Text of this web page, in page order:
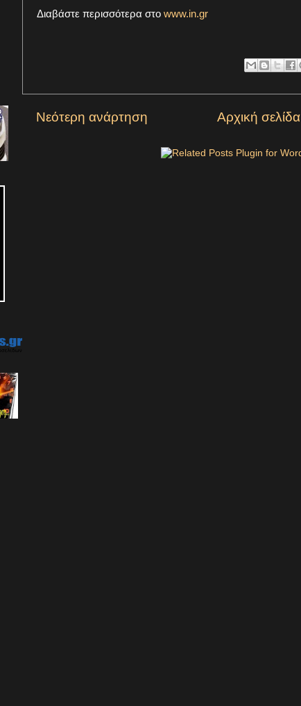
Διαβάστε περισσότερα στο www.in.gr
Νεότερη ανάρτηση Αρχική σελίδα